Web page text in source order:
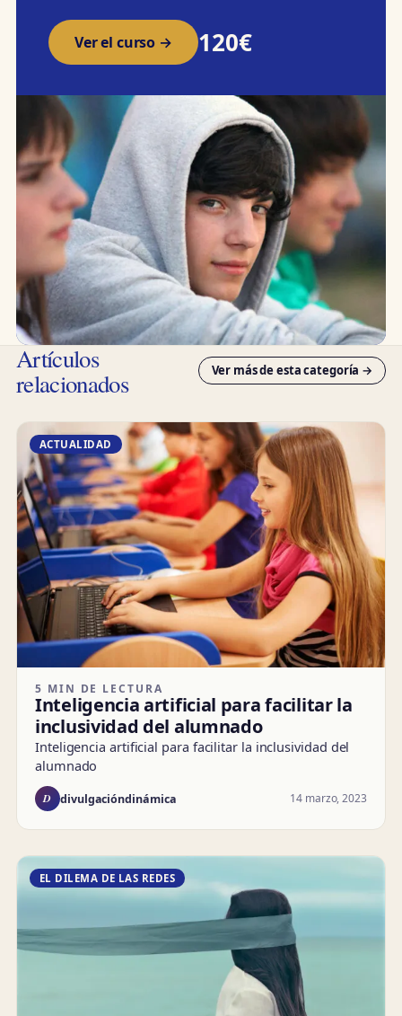
Ver el curso → 120€
Artículos
relacionados Ver más de esta categoría →
ACTUALIDAD
5 MIN DE LECTURA
Inteligencia artificial para facilitar la
inclusividad del alumnado
Inteligencia artificial para facilitar la inclusividad del
alumnado
D divulgacióndinámica 14 marzo, 2023
EL DILEMA DE LAS REDES